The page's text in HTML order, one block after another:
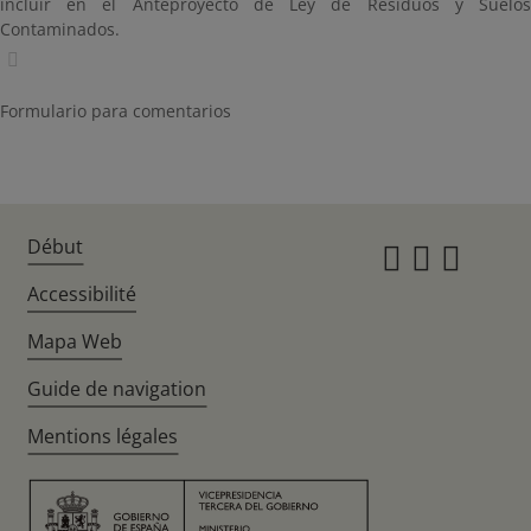
Contaminados.
Formulario para comentarios
Début
Accessibilité
Mapa Web
Guide de navigation
Mentions légales